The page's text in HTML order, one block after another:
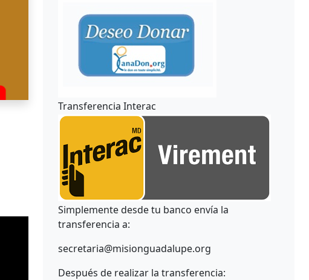
Transferencia Interac
Simplemente desde tu banco envía la
transferencia a:
secretaria@misionguadalupe.org
Después de realizar la transferencia: